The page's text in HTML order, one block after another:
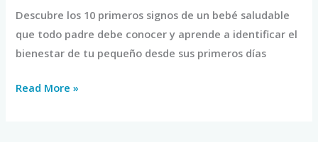
Descubre los 10 primeros signos de un bebé saludable
que todo padre debe conocer y aprende a identificar el
bienestar de tu pequeño desde sus primeros días
Read More »